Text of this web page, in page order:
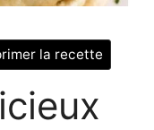
la recette